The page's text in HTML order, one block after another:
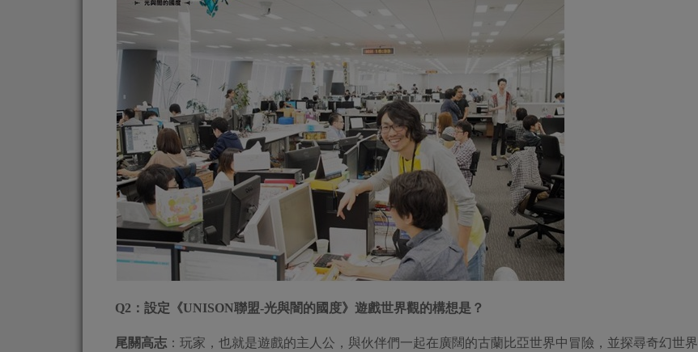
Q2 ：設定《UNISON聯盟-光與闇的國度》遊戲世界觀的構想是？
尾關高志 ：玩家，也就是遊戲的主人公，與伙伴們一起在廣闊的古蘭比亞世界中冒險，並探尋奇幻世界